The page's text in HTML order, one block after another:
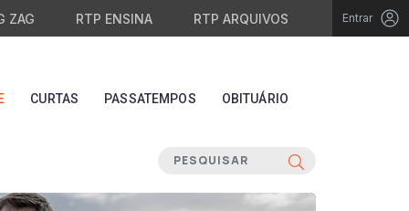
ZAG RTP ENSINA RTP ARQUIVOS Entrar
CURTAS PASSATEMPOS OBITUÁRIO